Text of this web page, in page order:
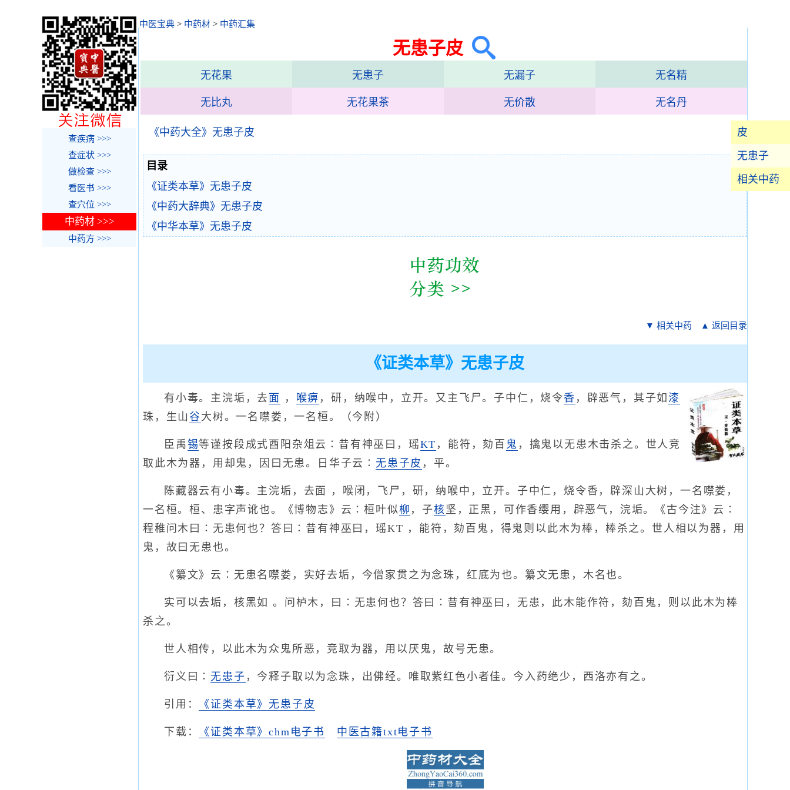
中医宝典 > 中药材 > 中药汇集
无患子皮
无花果 无患子 无漏子 无名精
无比丸 无花果茶 无价散 无名丹
皮
无患子
相关中药
《中药大全》无患子皮
目录
《证类本草》无患子皮
《中药大辞典》无患子皮
《中华本草》无患子皮
▼ 相关中药 ▲ 返回目录
《证类本草》无患子皮
有小毒。主浣垢，去 面 ， 喉痹 ，研，纳喉中，立开。又主飞尸。子中仁，烧令香 ，辟恶气，其子如漆
珠，生山谷大树。一名噤娄，一名桓。（今附）
臣禹锡等谨按段成式酉阳杂俎云∶昔有神巫曰，瑶KT ，能符，劾百 鬼 ，擒鬼以无患木击杀之。世人竞
取此木为器，用却鬼，因曰无患。日华子云∶ 无患子皮 ，平。
陈藏器云有小毒。主浣垢，去面 ，喉闭，飞尸，研，纳喉中，立开。子中仁，烧令香，辟深山大树，一名噤娄，
一名桓。桓、患字声讹也。《博物志》云∶桓叶似柳 ，子核 坚，正黑，可作香缨用，辟恶气，浣垢。《古今注》云∶
程稚问木曰∶无患何也？答曰∶昔有神巫曰，瑶KT ，能符，劾百鬼，得鬼则以此木为棒，棒杀之。世人相以为器，用
鬼，故曰无患也。
《纂文》云∶无患名噤娄，实好去垢，今僧家贯之为念珠，红底为也。纂文无患，木名也。
实可以去垢，核黑如 。问栌木，曰∶无患何也？答曰∶昔有神巫曰，无患，此木能作符，劾百鬼，则以此木为棒
杀之。
世人相传，以此木为众鬼所恶，竞取为器，用以厌鬼，故号无患。
衍义曰∶ 无患子 ，今释子取以为念珠，出佛经。唯取紫红色小者佳。今入药绝少，西洛亦有之。
引用： 《证类本草》无患子皮
下载： 《证类本草》chm电子书 中医古籍txt电子书
查疾病 >>>
查症状 >>>
做检查 >>>
看医书 >>>
查穴位 >>>
中药材 >>>
中药方 >>>